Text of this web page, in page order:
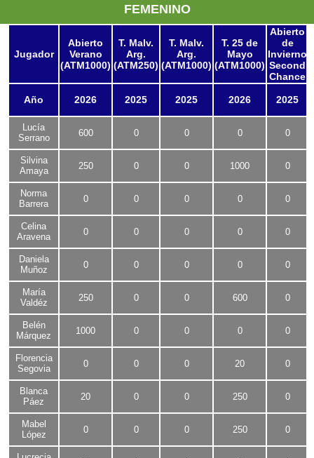
FEMENINO
Jugador
Abierto
Verano
(ATM1000)
T. Malv.
Arg.
(ATM250)
T. Malv.
Arg.
(ATM1000)
T. 25 de
Mayo
(ATM1000)
Abierto
de
Invierno
Second
Chance
Año 2026 2025 2025 2026 2025
Lucía
Serrano
600 0 0 0 0
Silvina
Amaya
250 0 0 1000 0
Norma
Barrera
0 0 0 0 0
Celina
Aravena
0 0 0 0 0
Daniela
Muñoz
0 0 0 0 0
María
Valdéz
250 0 0 600 0
Belén
Márquez
1000 0 0 0 0
Florencia
Segovia
0 0 0 20 0
Blanca
Páez
20 0 0 250 0
Mabel
López
0 0 0 250 0